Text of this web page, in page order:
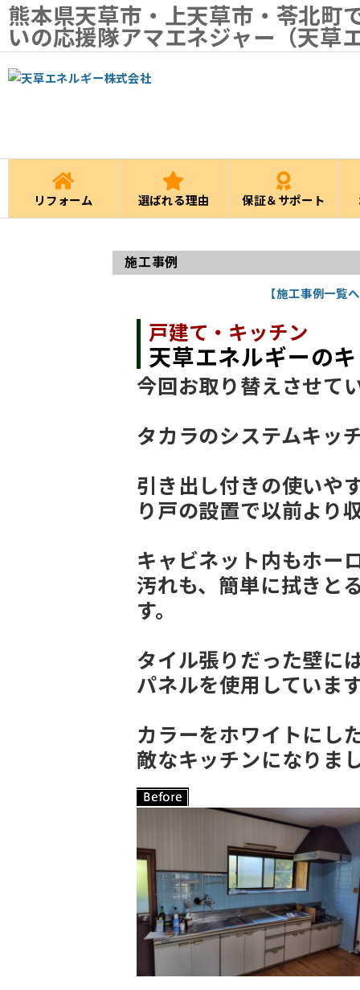
熊本県天草市・上天草市・苓北町
いの応援隊アマエネジャー（天草
リフォーム 選ばれる理由 保証＆サポート
施工事例
【施工事例一覧
戸建て・キッチン
天草エネルギーの
今回お取り替えさせて
タカラのシステムキッ
引き出し付きの使いや
り戸の設置で以前より
キャビネット内もホー
汚れも、簡単に拭きと
す。
タイル張りだった壁に
パネルを使用していま
カラーをホワイトにし
敵なキッチンになりま